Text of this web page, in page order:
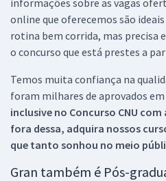
online que oferecemos são
rotina bem corrida, mas precisa
o concurso que está prestes a
Temos muita confiança na
foram milhares de aprovados em
inclusive no Concurso CNU com
fora dessa, adquira nossos
que tanto sonhou no meio
Gran também é Pós-